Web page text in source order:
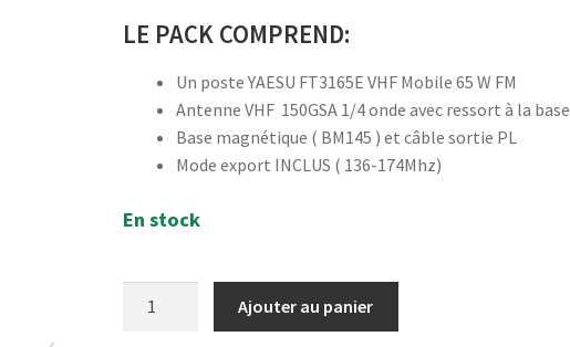
LE PACK COMPREND:
Un poste YAESU FT3165E VHF Mobile 65 W FM
Antenne VHF 150GSA 1/4 onde avec ressort à la base
Base magnétique ( BM145 ) et câble sortie PL
Mode export INCLUS ( 136-174Mhz)
En stock
Ajouter au panier